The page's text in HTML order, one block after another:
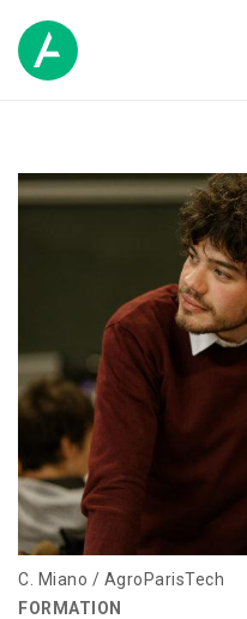
C. Miano / AgroParisTech
FORMATION